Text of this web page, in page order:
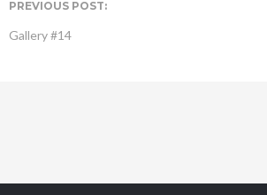
PREVIOUS POST:
Gallery #14